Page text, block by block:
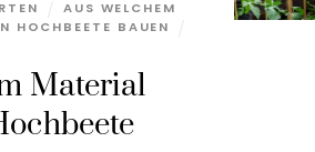
Material
AUS WELCHEM
HOCHBEETE BAUEN